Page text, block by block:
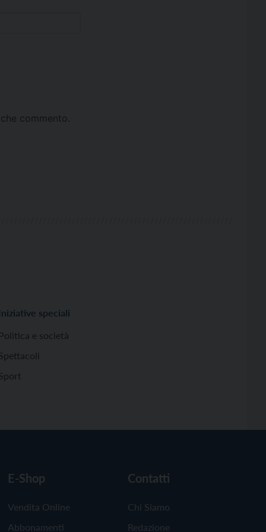
commento.
Iniziative speciali
Politica e società
E-Shop
Vendita Online
Abbonamenti
Contatti
Chi Siamo
Redazione